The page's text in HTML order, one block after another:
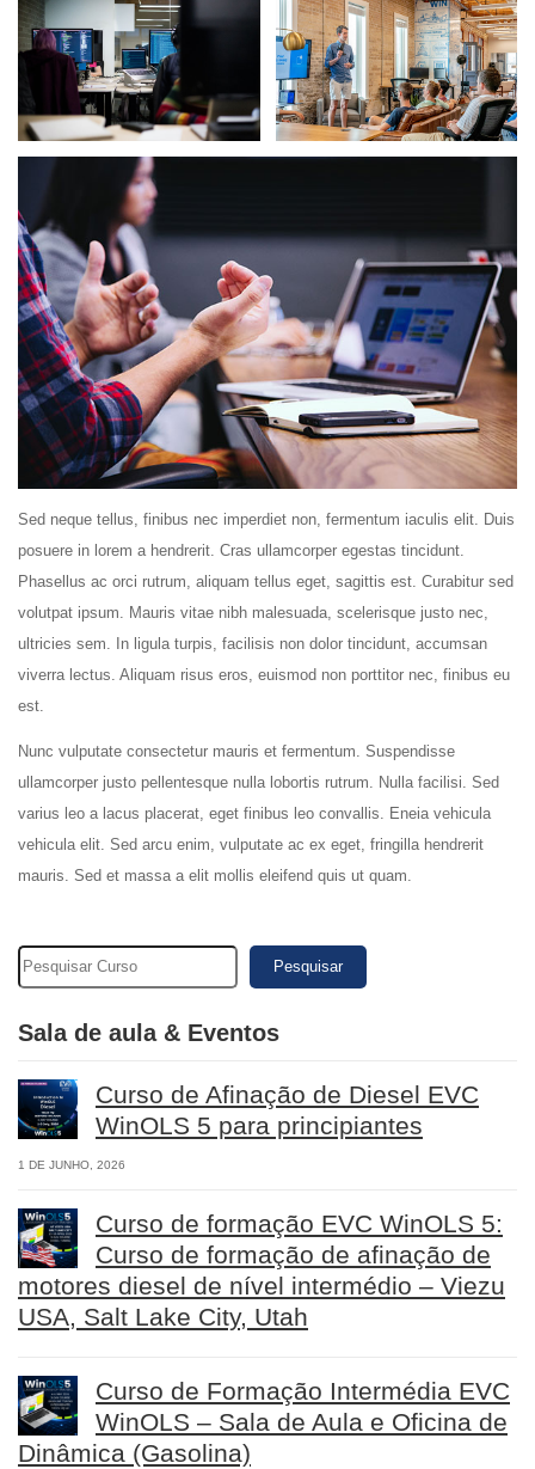
Sed neque tellus, finibus nec imperdiet non, fermentum iaculis elit. Duis
posuere in lorem a hendrerit. Cras ullamcorper egestas tincidunt.
Phasellus ac orci rutrum, aliquam tellus eget, sagittis est. Curabitur sed
volutpat ipsum. Mauris vitae nibh malesuada, scelerisque justo nec,
ultricies sem. In ligula turpis, facilisis non dolor tincidunt, accumsan
viverra lectus. Aliquam risus eros, euismod non porttitor nec, finibus eu
est.
Nunc vulputate consectetur mauris et fermentum. Suspendisse
ullamcorper justo pellentesque nulla lobortis rutrum. Nulla facilisi. Sed
varius leo a lacus placerat, eget finibus leo convallis. Eneia vehicula
vehicula elit. Sed arcu enim, vulputate ac ex eget, fringilla hendrerit
mauris. Sed et massa a elit mollis eleifend quis ut quam.
Pesquisar
Sala de aula & Eventos
Curso de Afinação de Diesel EVC
WinOLS 5 para principiantes
1 DE JUNHO, 2026
Curso de formação EVC WinOLS 5:
Curso de formação de afinação de
motores diesel de nível intermédio – Viezu
USA, Salt Lake City, Utah
Curso de Formação Intermédia EVC
WinOLS – Sala de Aula e Oficina de
Dinâmica (Gasolina)